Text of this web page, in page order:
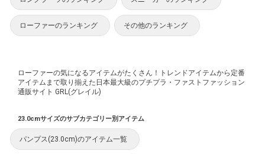
ローファーのランキング その他のランキング
ローファーの気になるアイテムがたくさん！トレンドアイテムから定番
アイテムまで取り揃えた日本最大級のプチプラ・ファストファッション
通販サイト GRL(グレイル)
23.0cmサイズのサブカテゴリー別アイテム
パンプス(23.0cm)のアイテム一覧